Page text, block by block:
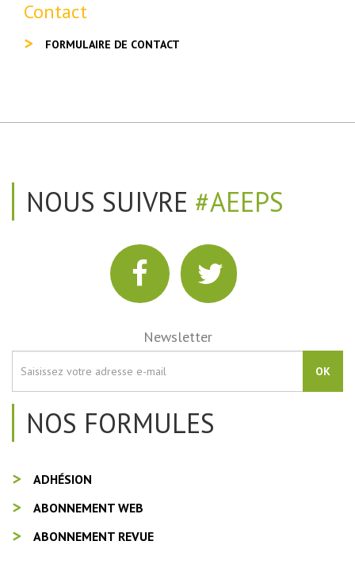
Contact
FORMULAIRE DE CONTACT
NOUS SUIVRE #AEEPS
Newsletter
OK
NOS FORMULES
ADHÉSION
ABONNEMENT WEB
ABONNEMENT REVUE